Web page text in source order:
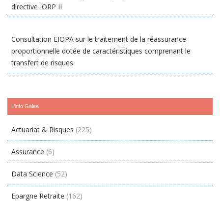
directive IORP II
Consultation EIOPA sur le traitement de la réassurance
proportionnelle dotée de caractéristiques comprenant le
transfert de risques
L’info Galea
Actuariat & Risques (225)
Assurance (6)
Data Science (52)
Epargne Retraite (162)